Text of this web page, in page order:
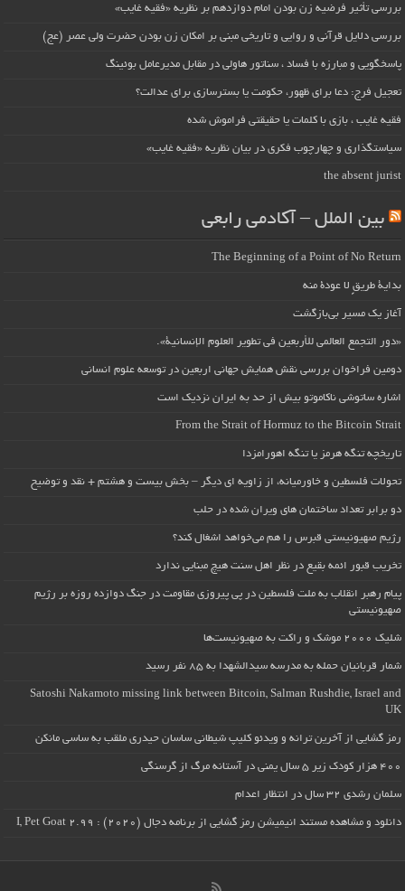
بررسی تأثیر فرضیه زن بودن امام دوازدهم بر نظریه «فقیه غایب»
بررسی دلایل قرآنی و روایی و تاریخی مبنی بر امکان زن بودن حضرت ولی عصر (عج)
پاسخگویی و مبارزه با فساد ، سناتور هاولی در مقابل مدیرعامل بوئینگ
تعجیل فرج: دعا برای ظهور، حکومت یا بسترسازی برای عدالت؟
فقیه غایب ، بازی با کلمات یا حقیقتی فراموش شده
سیاستگذاری و چهارچوب فکری در بیان نظریه «فقیه غایب»
the absent jurist
بین الملل – آکادمی رابعی
The Beginning of a Point of No Return
بداية طريقٍ لا عودة منه
آغاز یک مسیر بی‌بازگشت
«دور التجمع العالمي للأربعين في تطوير العلوم الإنسانية».
دومین فراخوان بررسی نقش همایش جهانی اربعین در توسعه علوم انسانی
اشاره ساتوشی ناکاموتو بیش از حد به ایران نزدیک است
From the Strait of Hormuz to the Bitcoin Strait
تاریخچه تنگه هرمز یا تنگه اهورامزدا
تحولات فلسطین و خاورمیانه، از زاویه ای دیگر – بخش بیست و هشتم + نقد و توضیح
دو برابر تعداد ساختمان های ویران شده در حلب
رژیم صهیونیستی قبرس را هم می‌خواهد اشغال کند؟
تخریب قبور ائمه بقیع در نظر اهل سنت هیچ مبنایی ندارد
پیام رهبر انقلاب به ملت فلسطین در پی پیروزی مقاومت در جنگ دوازده روزه بر رژیم
صهیونیستی
شلیک ۲۰۰۰ موشک و راکت به صهیونیست‌ها
شمار قربانیان حمله به مدرسه سیدالشهدا به ۸۵ نفر رسید
Satoshi Nakamoto missing link between Bitcoin, Salman Rushdie, Israel and
UK
رمز گشایی از آخرین ترانه و ویدئو کلیپ شیطانی ساسان حیدری ملقب به ساسی مانکن
۴۰۰ هزار کودک زیر ۵ سال یمنی در آستانه مرگ از گرسنگی
سلمان رشدی ۳۲ سال در انتظار اعدام
دانلود و مشاهده مستند انیمیشن رمز گشایی از برنامه دجال (۲۰۲۰) : I, Pet Goat 2.99